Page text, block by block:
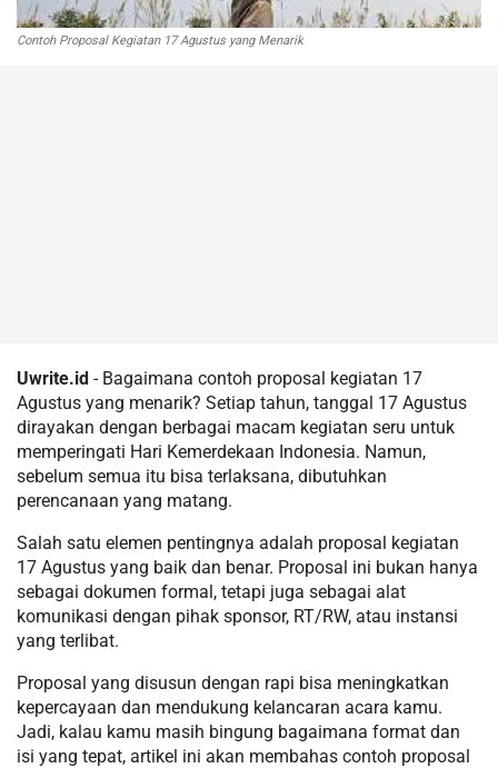
Contoh Proposal Kegiatan 17 Agustus yang Menarik
Uwrite.id - Bagaimana contoh proposal kegiatan 17
Agustus yang menarik? Setiap tahun, tanggal 17 Agustus
dirayakan dengan berbagai macam kegiatan seru untuk
memperingati Hari Kemerdekaan Indonesia. Namun,
sebelum semua itu bisa terlaksana, dibutuhkan
perencanaan yang matang.
Salah satu elemen pentingnya adalah proposal kegiatan
17 Agustus yang baik dan benar. Proposal ini bukan hanya
sebagai dokumen formal, tetapi juga sebagai alat
komunikasi dengan pihak sponsor, RT/RW, atau instansi
yang terlibat.
Proposal yang disusun dengan rapi bisa meningkatkan
kepercayaan dan mendukung kelancaran acara kamu.
Jadi, kalau kamu masih bingung bagaimana format dan
isi yang tepat, artikel ini akan membahas contoh proposal